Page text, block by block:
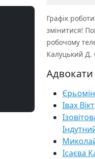
Графік
змінитися!
робочому
Калуцький Д.
Івах
Ісаєва